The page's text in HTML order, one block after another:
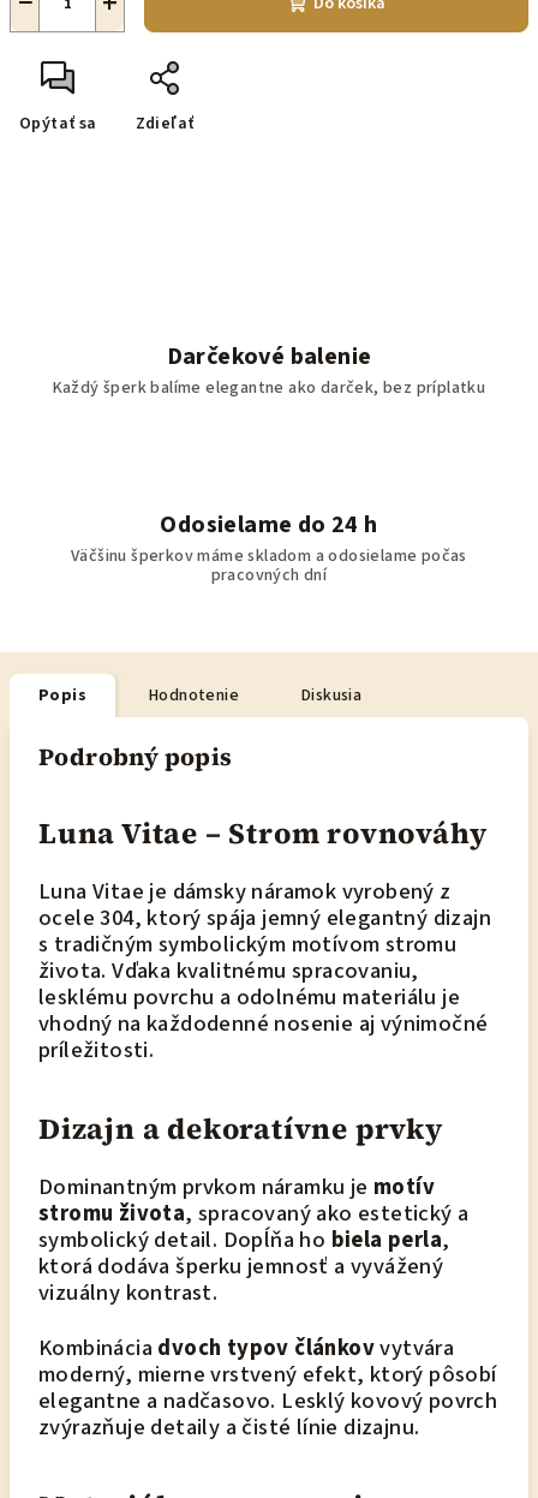
Opýtať sa Zdieľať
Darčekové balenie
Každý šperk balíme elegantne ako darček, bez príplatku
Odosielame do 24 h
Väčšinu šperkov máme skladom a odosielame počas
pracovných dní
Popis Hodnotenie Diskusia
Podrobný popis
Luna Vitae – Strom rovnováhy
Luna Vitae je dámsky náramok vyrobený z
ocele 304, ktorý spája jemný elegantný dizajn
s tradičným symbolickým motívom stromu
života. Vďaka kvalitnému spracovaniu,
lesklému povrchu a odolnému materiálu je
vhodný na každodenné nosenie aj výnimočné
príležitosti.
Dizajn a dekoratívne prvky
Dominantným prvkom náramku je motív
stromu života, spracovaný ako estetický a
symbolický detail. Dopĺňa ho biela perla,
ktorá dodáva šperku jemnosť a vyvážený
vizuálny kontrast.
Kombinácia dvoch typov článkovvytvára
moderný, mierne vrstvený efekt, ktorý pôsobí
elegantne a nadčasovo. Lesklý kovový povrch
zvýrazňuje detaily a čisté línie dizajnu.